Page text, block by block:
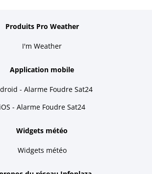
Produits Pro Weather
I'm Weather
Application mobile
- Alarme Foudre Sat24
iOS - Alarme Foudre Sat24
Widgets météo
Widgets météo